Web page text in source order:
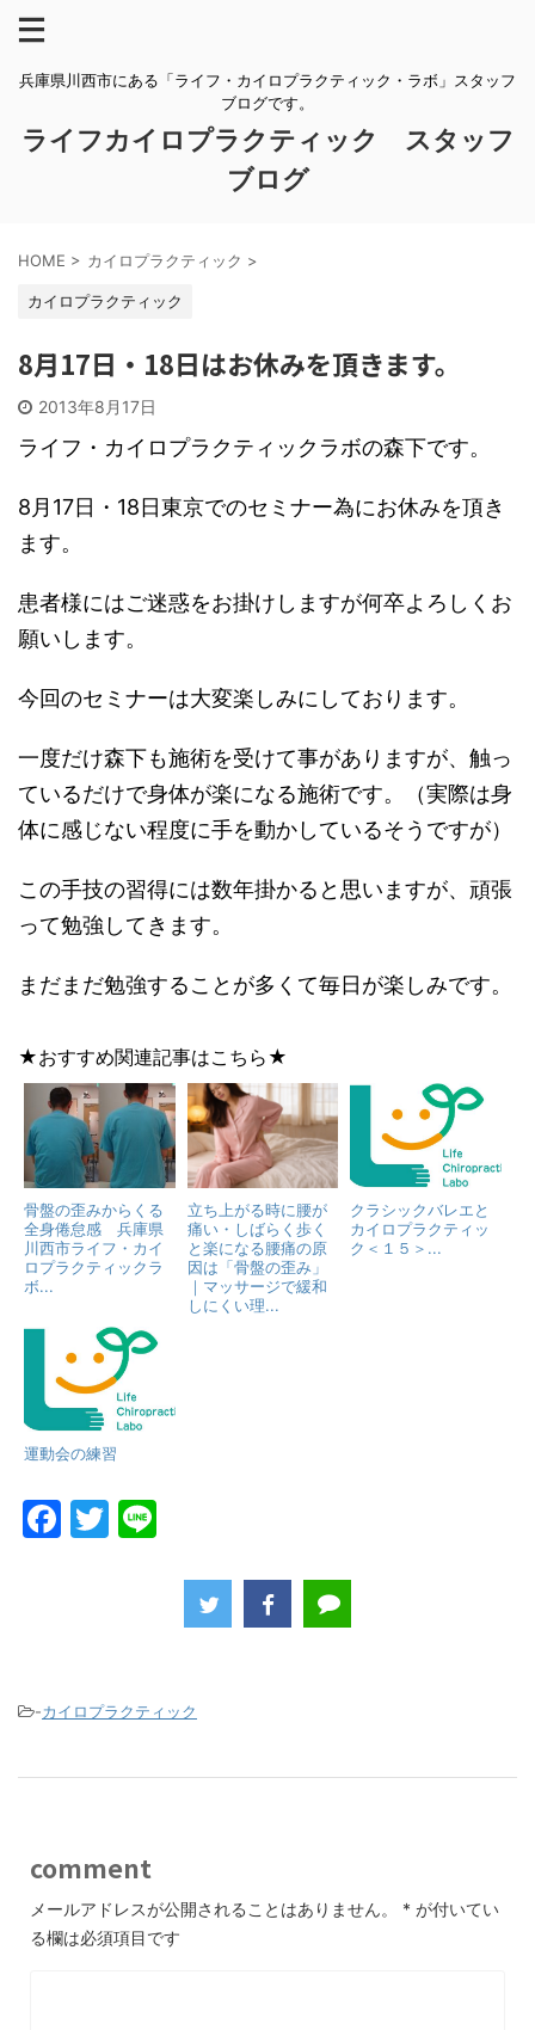
兵庫県川西市にある「ライフ・カイロプラクティック・ラボ」スタッフ
ブログです。
ライフカイロプラクティック スタッフ
ブログ
HOME > カイロプラクティック >
カイロプラクティック
8月17日・18日はお休みを頂きます。
2013年8月17日
ライフ・カイロプラクティックラボの森下です。
8月17日・18日東京でのセミナー為にお休みを頂き
ます。
患者様にはご迷惑をお掛けしますが何卒よろしくお
願いします。
今回のセミナーは大変楽しみにしております。
一度だけ森下も施術を受けて事がありますが、触っ
ているだけで身体が楽になる施術です。（実際は身
体に感じない程度に手を動かしているそうですが）
この手技の習得には数年掛かると思いますが、頑張
って勉強してきます。
まだまだ勉強することが多くて毎日が楽しみです。
★おすすめ関連記事はこちら★
骨盤の歪みからくる
全身倦怠感 兵庫県
川西市ライフ・カイ
ロプラクティックラ
ボ...
立ち上がる時に腰が
痛い・しばらく歩く
と楽になる腰痛の原
因は「骨盤の歪み」
｜マッサージで緩和
しにくい理...
クラシックバレエと
カイロプラクティッ
ク＜１５＞...
運動会の練習
F
o
k
T
-カイロプラクティック
comment
メールアドレスが公開されることはありません。 * が付いてい
る欄は必須項目です